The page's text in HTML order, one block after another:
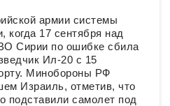
армии системы
когда 17 сентября над
Сирии по ошибке сбила
Ил-20 с 15
Минобороны РФ
Израиль, отметив, что
подставили самолет под